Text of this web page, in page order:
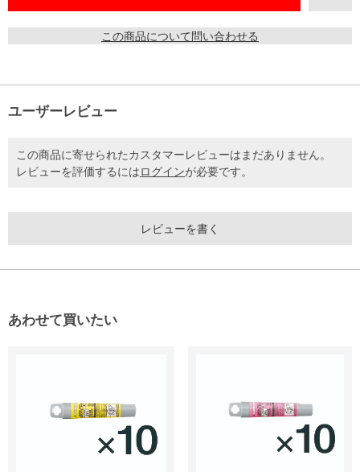
この商品について問い合わせる
ユーザーレビュー
この商品に寄せられたカスタマーレビューはまだありません。
レビューを評価するにはログインが必要です。
レビューを書く
あわせて買いたい